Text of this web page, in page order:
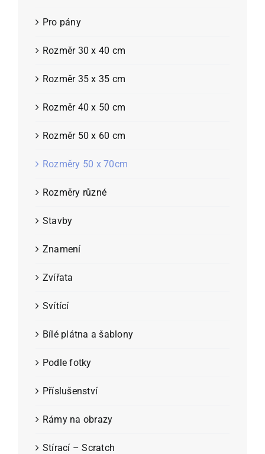
Pro pány
Rozměr 30 x 40 cm
Rozměr 35 x 35 cm
Rozměr 40 x 50 cm
Rozměr 50 x 60 cm
Rozměry 50 x 70cm
Rozměry různé
Stavby
Znamení
Zvířata
Svítící
Bílé plátna a šablony
Podle fotky
Příslušenství
Rámy na obrazy
Stírací – Scratch